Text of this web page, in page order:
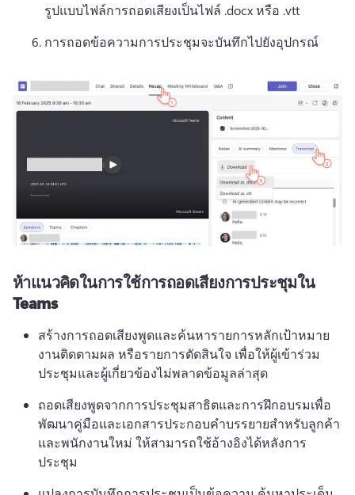
รูปแบบไฟล์การถอดเสียงเป็นไฟล์ .docx หรือ .vtt
การถอดข้อความการประชุมจะบันทึกไปยังอุปกรณ์
ห้าแนวคิดในการใช้การถอดเสียงการประชุมใน
Teams
สร้างการถอดเสียงพูดและค้นหารายการหลักเป้าหมาย
งานติดตามผล หรือรายการตัดสินใจ เพื่อให้ผู้เข้าร่วม
ประชุมและผู้เกี่ยวข้องไม่พลาดข้อมูลล่าสุด
ถอดเสียงพูดจากการประชุมสาธิตและการฝึกอบรมเพื่อ
พัฒนาคู่มือและเอกสารประกอบคำบรรยายสำหรับลูกค้า
และพนักงานใหม่ ให้สามารถใช้อ้างอิงได้หลังการ
ประชุม